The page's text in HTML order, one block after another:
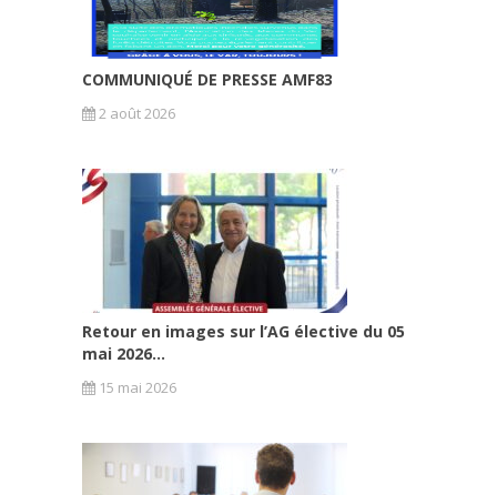
COMMUNIQUÉ DE PRESSE AMF83
2 août 2026
Retour en images sur l’AG élective du 05
mai 2026...
15 mai 2026